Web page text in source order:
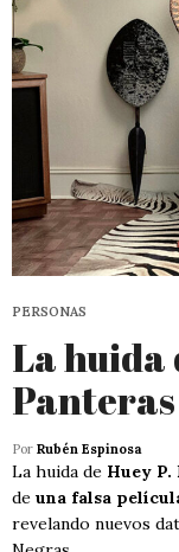
PERSONAS
La huida
Panteras
Por Rubén Espinosa
La huida de Huey P.
de una falsa
revelando nuevos